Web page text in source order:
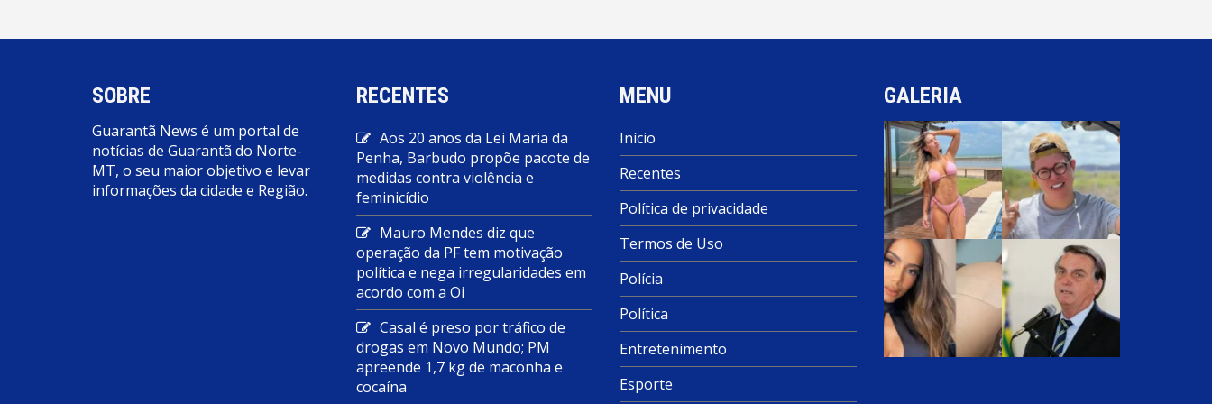
SOBRE
Guarantã News é um portal de
notícias de Guarantã do Norte-
MT, o seu maior objetivo e levar
informações da cidade e Região.
RECENTES
Aos 20 anos da Lei Maria da
Penha, Barbudo propõe pacote de
medidas contra violência e
feminicídio
Mauro Mendes diz que
operação da PF tem motivação
política e nega irregularidades em
acordo com a Oi
Casal é preso por tráfico de
drogas em Novo Mundo; PM
apreende 1,7 kg de maconha e
cocaína
MENU
Início
Recentes
Política de privacidade
Termos de Uso
Polícia
Política
Entretenimento
Esporte
GALERIA